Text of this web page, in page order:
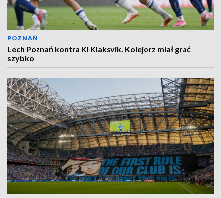
POZNAŃ
Lech Poznań kontra KI Klaksvik. Kolejorz miał grać
szybko